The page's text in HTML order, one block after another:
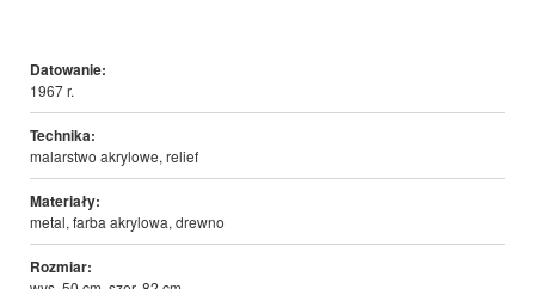
Datowanie:
1967 r.
Technika:
malarstwo akrylowe, relief
Materiały:
metal, farba akrylowa, drewno
Rozmiar: